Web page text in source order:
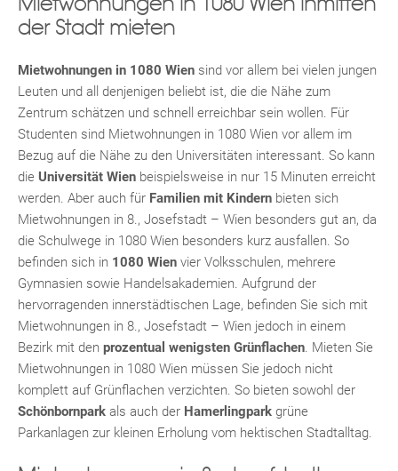
der Stadt mieten
Mietwohnungen in 1080 Wien sind vor allem bei vielen jungen
Leuten und all denjenigen beliebt ist, die die Nähe zum
Zentrum schätzen und schnell erreichbar sein wollen. Für
Studenten sind Mietwohnungen in 1080 Wien vor allem im
Bezug auf die Nähe zu den Universitäten interessant. So kann
die Universität Wien beispielsweise in nur 15 Minuten erreicht
werden. Aber auch für Familien mit Kindern bieten sich
Mietwohnungen in 8., Josefstadt – Wien besonders gut an, da
die Schulwege in 1080 Wien besonders kurz ausfallen. So
befinden sich in 1080 Wien vier Volksschulen, mehrere
Gymnasien sowie Handelsakademien. Aufgrund der
hervorragenden innerstädtischen Lage, befinden Sie sich mit
Mietwohnungen in 8., Josefstadt – Wien jedoch in einem
Bezirk mit den prozentual wenigsten Grünflachen. Mieten Sie
Mietwohnungen in 1080 Wien müssen Sie jedoch nicht
komplett auf Grünflachen verzichten. So bieten sowohl der
Schönbornpark als auch der Hamerlingpark grüne
Parkanlagen zur kleinen Erholung vom hektischen Stadtalltag.